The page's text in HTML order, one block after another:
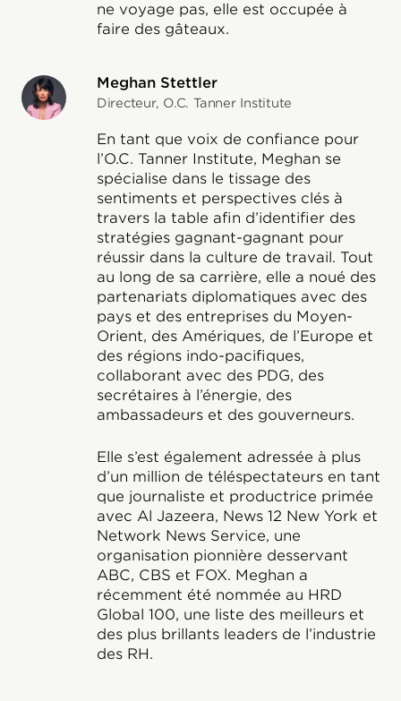
ne voyage pas, elle est occupée à
faire des gâteaux.
Meghan Stettler
Directeur, O.C. Tanner Institute
En tant que voix de confiance pour
l’O.C. Tanner Institute, Meghan se
spécialise dans le tissage des
sentiments et perspectives clés à
travers la table afin d’identifier des
stratégies gagnant-gagnant pour
réussir dans la culture de travail. Tout
au long de sa carrière, elle a noué des
partenariats diplomatiques avec des
pays et des entreprises du Moyen-
Orient, des Amériques, de l’Europe et
des régions indo-pacifiques,
collaborant avec des PDG, des
secrétaires à l’énergie, des
ambassadeurs et des gouverneurs.
Elle s’est également adressée à plus
d’un million de téléspectateurs en tant
que journaliste et productrice primée
avec Al Jazeera, News 12 New York et
Network News Service, une
organisation pionnière desservant
ABC, CBS et FOX. Meghan a
récemment été nommée au HRD
Global 100, une liste des meilleurs et
des plus brillants leaders de l’industrie
des RH.